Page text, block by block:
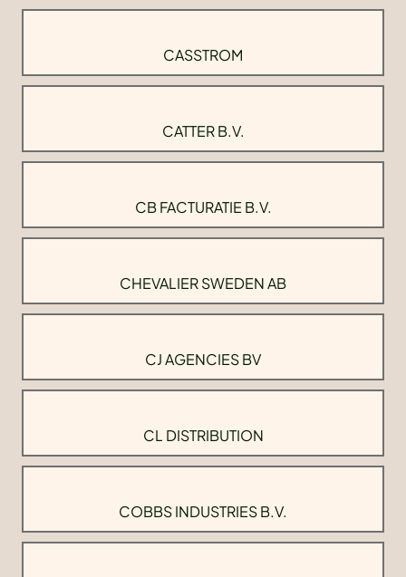
CASSTROM
CATTER B.V.
CB FACTURATIE B.V.
CHEVALIER SWEDEN AB
CJ AGENCIES BV
CL DISTRIBUTION
COBBS INDUSTRIES B.V.